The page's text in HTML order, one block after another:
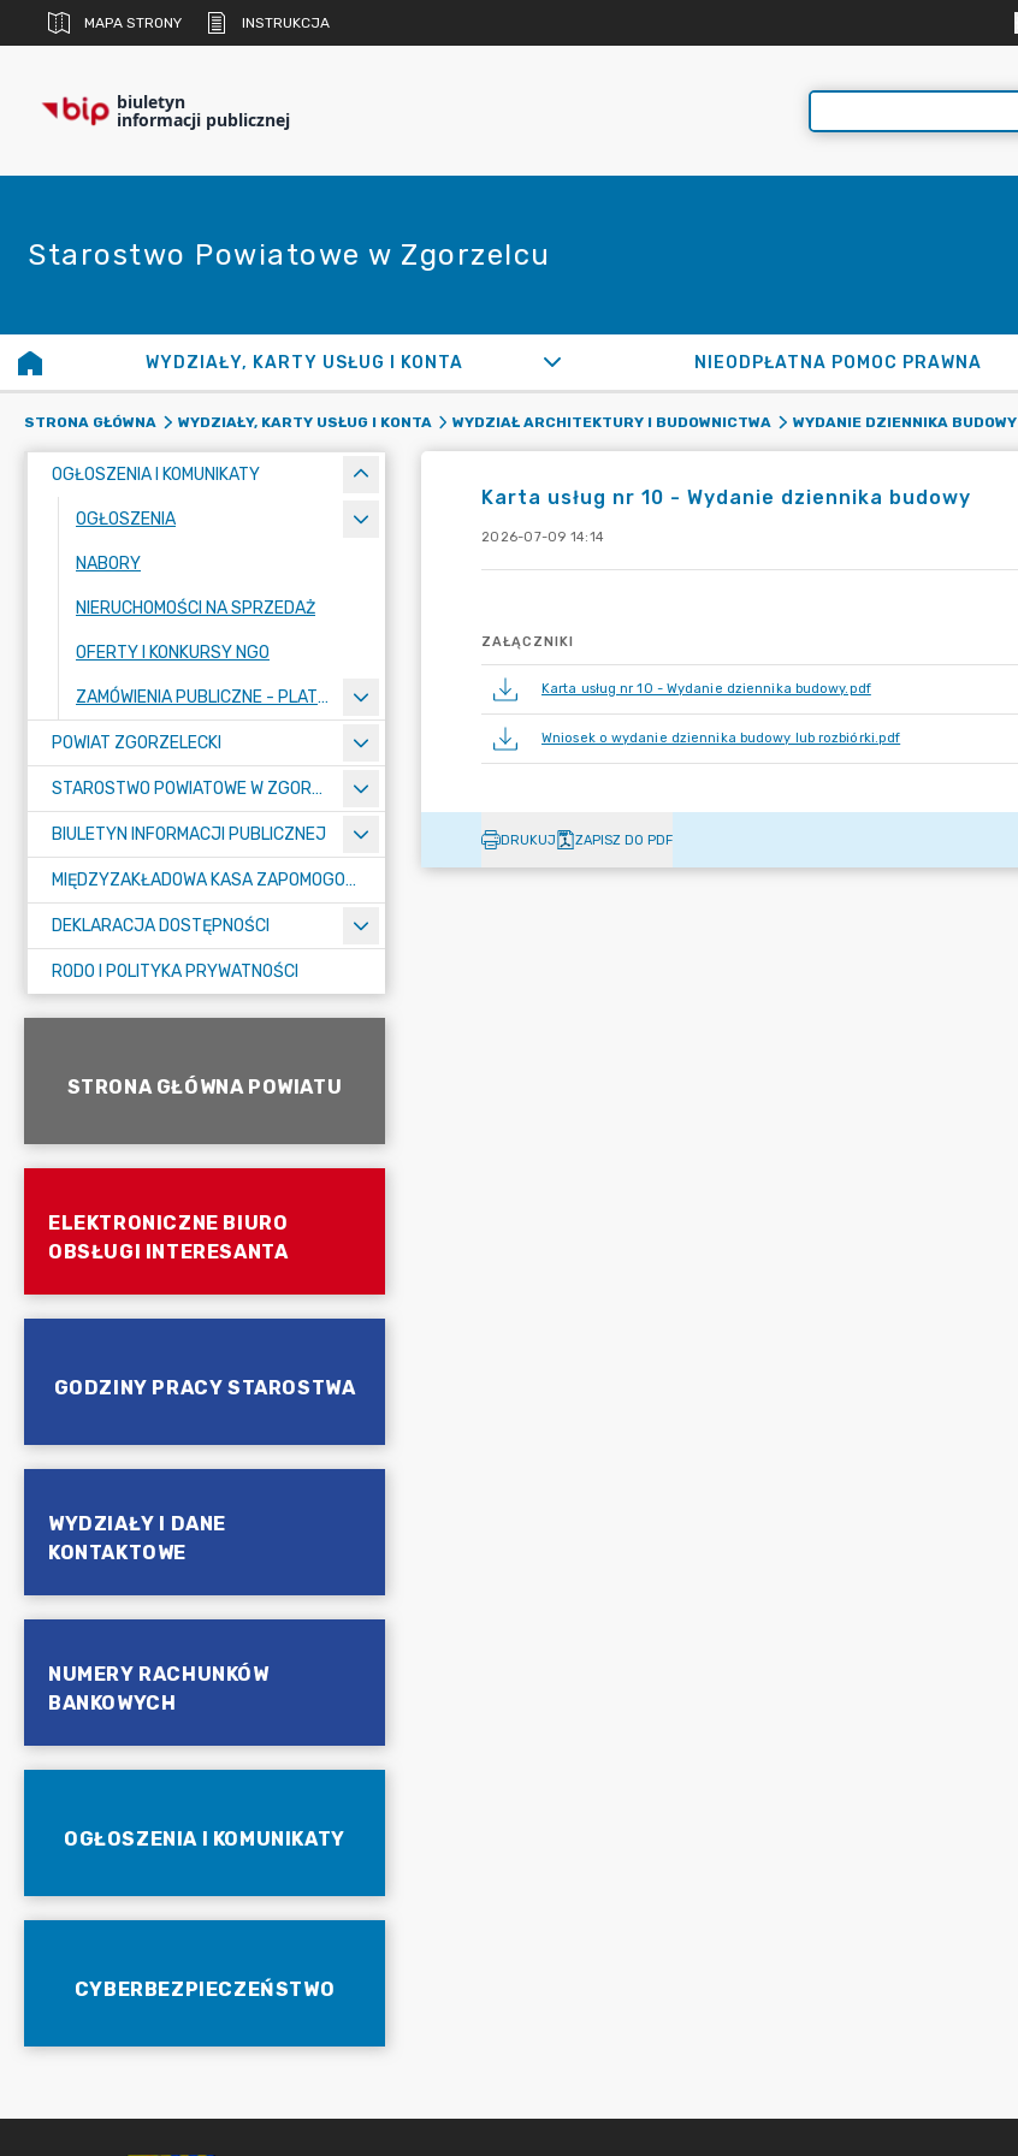
MAPA STRONY INSTRUKCJA
biuletyn
informacji publicznej
Starostwo Powiatowe w Zgorzelcu
WYDZIAŁY, KARTY USŁUG I KONTA NIEODPŁATNA POMOC PRAWNA
STRONA GŁÓWNA WYDZIAŁY, KARTY USŁUG I KONTA WYDZIAŁ ARCHITEKTURY I BUDOWNICTWA WYDANIE DZIENNIKA BUDOWY
OGŁOSZENIA I KOMUNIKATY
OGŁOSZENIA
NABORY
NIERUCHOMOŚCI NA SPRZEDAŻ
OFERTY I KONKURSY NGO
ZAMÓWIENIA PUBLICZNE - PLATFORMA ZAKUPOWA
POWIAT ZGORZELECKI
STAROSTWO POWIATOWE W ZGORZELCU
BIULETYN INFORMACJI PUBLICZNEJ
MIĘDZYZAKŁADOWA KASA ZAPOMOGOWO-POŻYCZKOWA
DEKLARACJA DOSTĘPNOŚCI
RODO I POLITYKA PRYWATNOŚCI
STRONA GŁÓWNA POWIATU
ELEKTRONICZNE BIURO
OBSŁUGI INTERESANTA
GODZINY PRACY STAROSTWA
WYDZIAŁY I DANE
KONTAKTOWE
NUMERY RACHUNKÓW
BANKOWYCH
OGŁOSZENIA I KOMUNIKATY
CYBERBEZPIECZEŃSTWO
Karta usług nr 10 - Wydanie dziennika budowy
2026-07-09 14:14
ZAŁĄCZNIKI
Karta usług nr 10 - Wydanie dziennika budowy.pdf
Wniosek o wydanie dziennika budowy lub rozbiórki.pdf
DRUKUJ ZAPISZ DO PDF